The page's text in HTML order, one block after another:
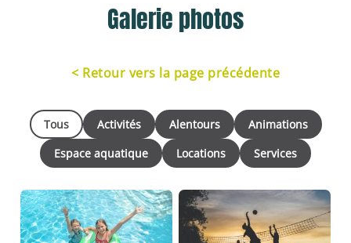
Galerie photos
< Retour vers la page précédente
Tous Activités Alentours
Animations
Espace aquatique
Locations Services